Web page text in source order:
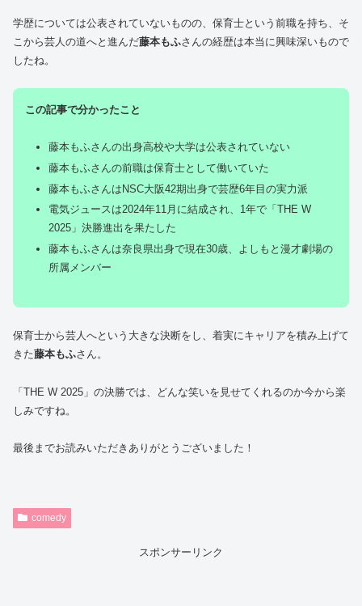
学歴については公表されていないものの、保育士という前職を持ち、そ
こから芸人の道へと進んだ藤本もふさんの経歴は本当に興味深いもので
したね。
この記事で分かったこと
藤本もふさんの出身高校や大学は公表されていない
藤本もふさんの前職は保育士として働いていた
藤本もふさんはNSC大阪42期出身で芸歴6年目の実力派
電気ジュースは2024年11月に結成され、1年で「THE W
2025」決勝進出を果たした
藤本もふさんは奈良県出身で現在30歳、よしもと漫才劇場の
所属メンバー
保育士から芸人へという大きな決断をし、着実にキャリアを積み上げて
きた藤本もふさん。
「THE W 2025」の決勝では、どんな笑いを見せてくれるのか今から楽
しみですね。
最後までお読みいただきありがとうございました！
comedy
スポンサーリンク